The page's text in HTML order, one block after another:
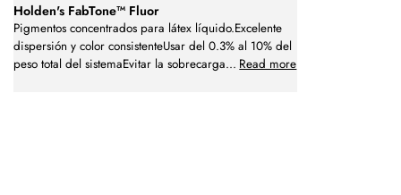
Holden's FabTone™ Fluor
Pigmentos concentrados para látex líquido.Excelente
dispersión y color consistenteUsar del 0.3% al 10% del
peso total del sistemaEvitar la sobrecarga... Read more